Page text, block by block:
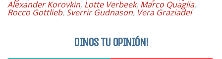
Alexander Korovkin, Lotte Verbeek, Marco Quaglia,
Rocco Gottlieb, Sverrir Gudnason, Vera Graziadei
DINOS TU OPINIÓN!